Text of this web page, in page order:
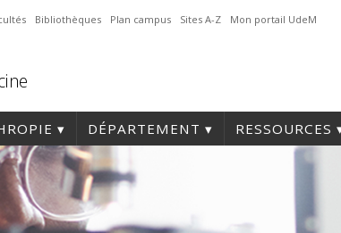
Bibliothèques Plan campus Sites A-Z Mon portail UdeM
DÉPARTEMENT RESSOURCES